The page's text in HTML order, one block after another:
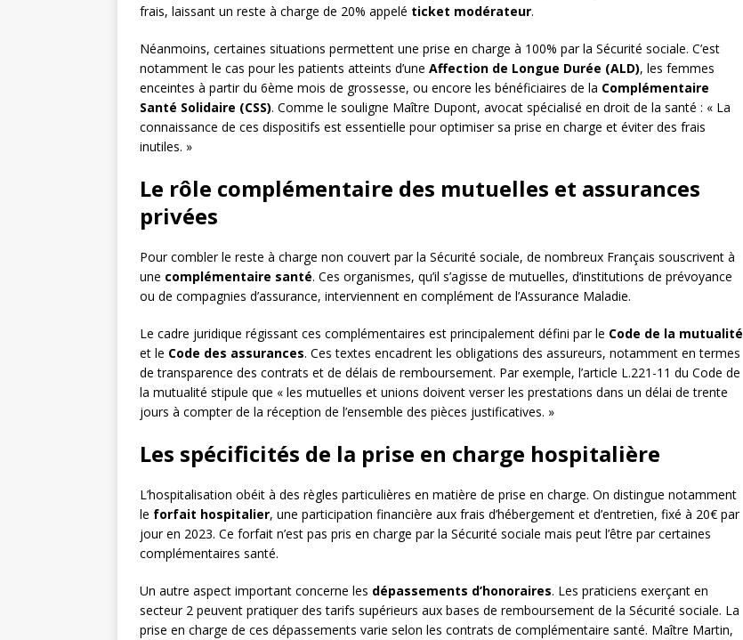
frais, laissant un reste à charge de 20% appelé ticket modérateur.
Néanmoins, certaines situations permettent une prise en charge à 100% par la Sécurité sociale. C’est
notamment le cas pour les patients atteints d’une Affection de Longue Durée (ALD), les femmes
enceintes à partir du 6ème mois de grossesse, ou encore les bénéficiaires de la Complémentaire
Santé Solidaire (CSS). Comme le souligne Maître Dupont, avocat spécialisé en droit de la santé : « La
connaissance de ces dispositifs est essentielle pour optimiser sa prise en charge et éviter des frais
inutiles. »
Le rôle complémentaire des mutuelles et assurances
privées
Pour combler le reste à charge non couvert par la Sécurité sociale, de nombreux Français souscrivent à
une complémentaire santé. Ces organismes, qu’il s’agisse de mutuelles, d’institutions de prévoyance
ou de compagnies d’assurance, interviennent en complément de l’Assurance Maladie.
Le cadre juridique régissant ces complémentaires est principalement défini par le Code de la mutualité
et le Code des assurances. Ces textes encadrent les obligations des assureurs, notamment en termes
de transparence des contrats et de délais de remboursement. Par exemple, l’article L.221-11 du Code de
la mutualité stipule que « les mutuelles et unions doivent verser les prestations dans un délai de trente
jours à compter de la réception de l’ensemble des pièces justificatives. »
Les spécificités de la prise en charge hospitalière
L’hospitalisation obéit à des règles particulières en matière de prise en charge. On distingue notamment
le forfait hospitalier, une participation financière aux frais d’hébergement et d’entretien, fixé à 20€ par
jour en 2023. Ce forfait n’est pas pris en charge par la Sécurité sociale mais peut l’être par certaines
complémentaires santé.
Un autre aspect important concerne les dépassements d’honoraires. Les praticiens exerçant en
secteur 2 peuvent pratiquer des tarifs supérieurs aux bases de remboursement de la Sécurité sociale. La
prise en charge de ces dépassements varie selon les contrats de complémentaire santé. Maître Martin,